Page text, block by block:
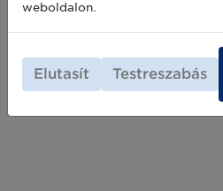
új vonalkódok
teendő abban az esetben,
az új vonalkódot? A
összefoglalja Partnereink
bizonyosodhatnak meg
hozatal előtt a vonalkódok
Archív hírek >>
weboldalon.
Elutasít Testreszabás